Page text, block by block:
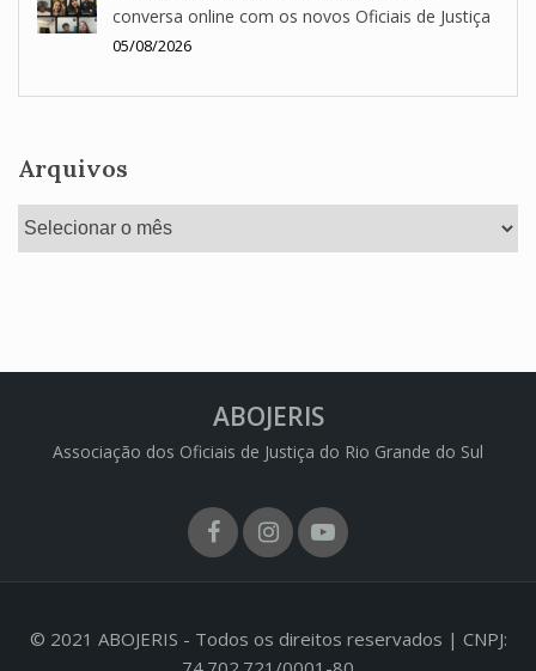
conversa online com os novos Oficiais de Justiça
05/08/2026
Arquivos
Arquivos
ABOJERIS
Associação dos Oficiais de Justiça do Rio Grande do Sul
FacebookInstagram
Youtube
© 2021 ABOJERIS - Todos os direitos reservados | CNPJ: